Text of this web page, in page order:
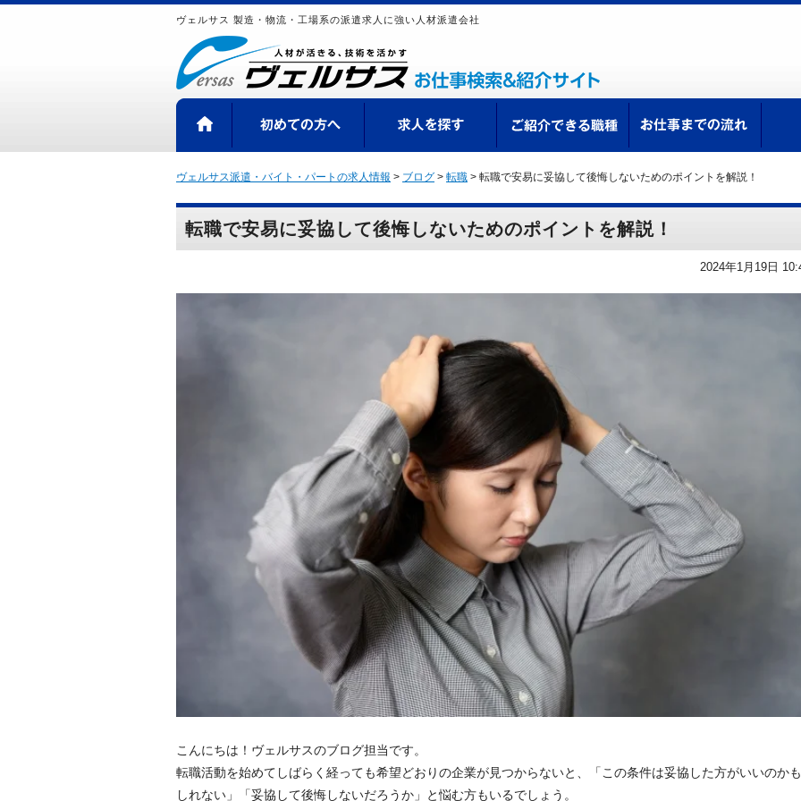
ヴェルサス 製造・物流・工場系の派遣求人に強い人材派遣会社
ヴェルサス派遣・バイト・パートの求人情報 > ブログ > 転職 > 転職で安易に妥協して後悔しないためのポイントを解説！
転職で安易に妥協して後悔しないためのポイントを解説！
2024年1月19日
こんにちは！ヴェルサスのブログ担当です。
転職活動を始めてしばらく経っても希望どおりの企業が見つからないと、「この条件は妥協した方がいいのかも
しれない」「妥協して後悔しないだろうか」と悩む方もいるでしょう。